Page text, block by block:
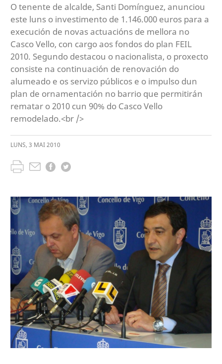
O tenente de alcalde, Santi Domínguez, anunciou
este luns o investimento de 1.146.000 euros para a
execución de novas actuacións de mellora no
Casco Vello, con cargo aos fondos do plan FEIL
2010. Segundo destacou o nacionalista, o proxecto
consiste na continuación de renovación do
alumeado e os servizo públicos e o impulso dun
plan de ornamentación no barrio que permitirán
rematar o 2010 cun 90% do Casco Vello
remodelado.<br />
LUNS, 3 MAI2010